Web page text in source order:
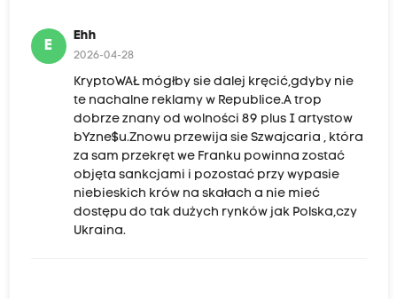
E
Ehh
2026-04-28
KryptoWAŁ mógłby sie dalej kręcić,gdyby nie
te nachalne reklamy w Republice.A trop
dobrze znany od wolności 89 plus I artystow
bYzne$u.Znowu przewija sie Szwajcaria , która
za sam przekręt we Franku powinna zostać
objęta sankcjami i pozostać przy wypasie
niebieskich krów na skałach a nie mieć
dostępu do tak dużych rynków jak Polska,czy
Ukraina.